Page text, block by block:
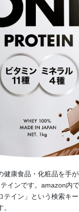
健康食品・化粧品を手
インです。amazon内
テイン」という検索キ